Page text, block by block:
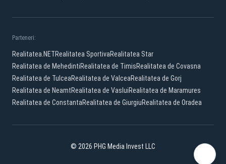
Parteneri:
Realitatea.NETRealitatea SportivaRealitatea Star
Realitatea de MehedintiRealitatea de TimisRealitatea de Covasna
Realitatea de TulceaRealitatea de ValceaRealitatea de Gorj
Realitatea de NeamtRealitatea de VasluiRealitatea de Maramures
Realitatea de ConstantaRealitatea de GiurgiuRealitatea de Oradea
© 2026 PHG Media Invest LLC